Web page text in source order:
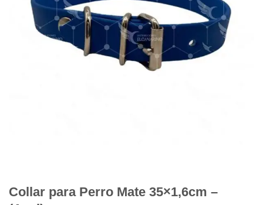
Collar para Perro Mate 35×1,6cm –